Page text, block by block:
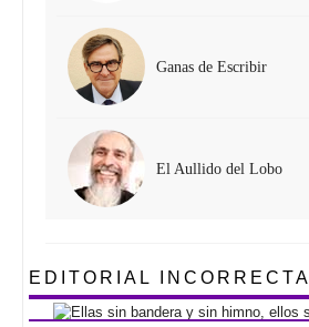
Ganas de Escribir
El Aullido del Lobo
EDITORIAL INCORRECTA